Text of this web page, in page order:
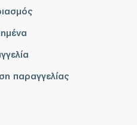
παραγγελίας